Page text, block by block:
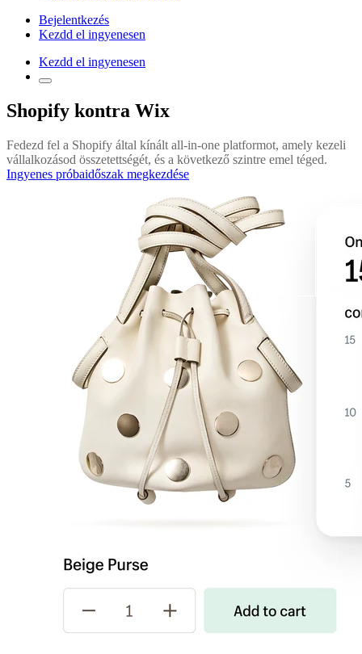
Bejelentkezés
Kezdd el ingyenesen
Kezdd el ingyenesen
Shopify kontra Wix
Fedezd fel a Shopify által kínált all-in-one platformot, amely kezeli
vállalkozásod összetettségét, és a következő szintre emel téged.
Ingyenes próbaidőszak megkezdése